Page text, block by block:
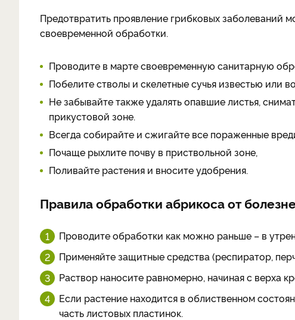
Предотвратить проявление грибковых заболеваний
своевременной обработки.
Проводите в марте своевременную санитарную
Побелите стволы и скелетные сучья известью или
Не забывайте также удалять опавшие листья,
прикустовой зоне.
Всегда собирайте и сжигайте все пораженные
Почаще рыхлите почву в приствольной зоне,
Поливайте растения и вносите удобрения.
Правила обработки абрикоса от
Проводите обработки как можно раньше – в
Применяйте защитные средства (респиратор,
Раствор наносите равномерно, начиная с верха
Если растение находится в облиственном
часть листовых пластинок.